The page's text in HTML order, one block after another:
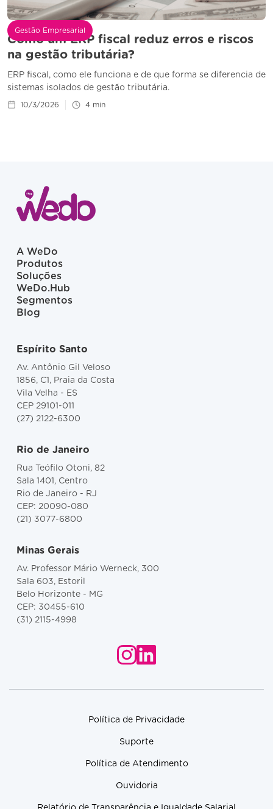
Gestão Empresarial
Como um ERP fiscal reduz erros e riscos
na gestão tributária?
ERP fiscal, como ele funciona e de que forma se diferencia de
sistemas isolados de gestão tributária.
10/3/2026 4 min
A WeDo
Produtos
Soluções
WeDo.Hub
Segmentos
Blog
Espírito Santo
Av. Antônio Gil Veloso
1856, C1, Praia da Costa
Vila Velha - ES
CEP 29101-011
(27) 2122-6300
Rio de Janeiro
Rua Teófilo Otoni, 82
Sala 1401, Centro
Rio de Janeiro - RJ
CEP: 20090-080
(21) 3077-6800
Minas Gerais
Av. Professor Mário Werneck, 300
Sala 603, Estoril
Belo Horizonte - MG
CEP: 30455-610
(31) 2115-4998
Política de Privacidade
Suporte
Política de Atendimento
Ouvidoria